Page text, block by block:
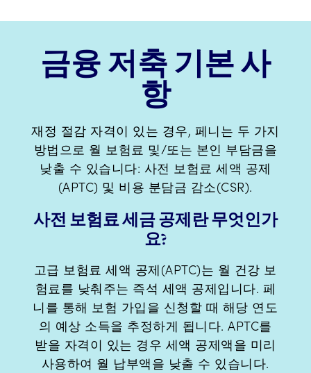
금융 저축 기본 사
항
재정 절감 자격이 있는 경우, 페니는 두 가지
방법으로 월 보험료 및/또는 본인 부담금을
낮출 수 있습니다: 사전 보험료 세액 공제
(APTC) 및 비용 분담금 감소(CSR).
사전 보험료 세금 공제란 무엇인가
요?
고급 보험료 세액 공제(APTC)는 월 건강 보
험료를 낮춰주는 즉석 세액 공제입니다. 페
니를 통해 보험 가입을 신청할 때 해당 연도
의 예상 소득을 추정하게 됩니다. APTC를
받을 자격이 있는 경우 세액 공제액을 미리
사용하여 월 납부액을 낮출 수 있습니다.